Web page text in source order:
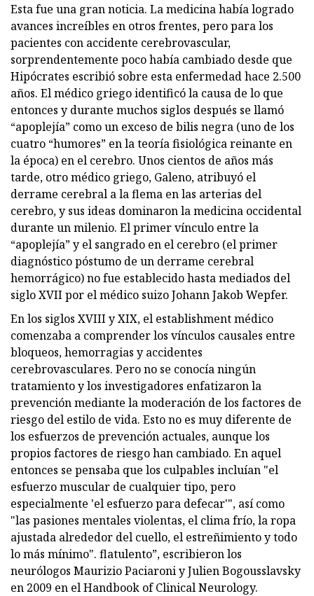
Esta fue una gran noticia. La medicina había logrado
avances increíbles en otros frentes, pero para los
pacientes con accidente cerebrovascular,
sorprendentemente poco había cambiado desde que
Hipócrates escribió sobre esta enfermedad hace 2.500
años. El médico griego identificó la causa de lo que
entonces y durante muchos siglos después se llamó
“apoplejía” como un exceso de bilis negra (uno de los
cuatro “humores” en la teoría fisiológica reinante en
la época) en el cerebro. Unos cientos de años más
tarde, otro médico griego, Galeno, atribuyó el
derrame cerebral a la flema en las arterias del
cerebro, y sus ideas dominaron la medicina occidental
durante un milenio. El primer vínculo entre la
“apoplejía” y el sangrado en el cerebro (el primer
diagnóstico póstumo de un derrame cerebral
hemorrágico) no fue establecido hasta mediados del
siglo XVII por el médico suizo Johann Jakob Wepfer.
En los siglos XVIII y XIX, el establishment médico
comenzaba a comprender los vínculos causales entre
bloqueos, hemorragias y accidentes
cerebrovasculares. Pero no se conocía ningún
tratamiento y los investigadores enfatizaron la
prevención mediante la moderación de los factores de
riesgo del estilo de vida. Esto no es muy diferente de
los esfuerzos de prevención actuales, aunque los
propios factores de riesgo han cambiado. En aquel
entonces se pensaba que los culpables incluían "el
esfuerzo muscular de cualquier tipo, pero
especialmente 'el esfuerzo para defecar'", así como
"las pasiones mentales violentas, el clima frío, la ropa
ajustada alrededor del cuello, el estreñimiento y todo
lo más mínimo". flatulento”, escribieron los
neurólogos Maurizio Paciaroni y Julien Bogousslavsky
en 2009 en el Handbook of Clinical Neurology.